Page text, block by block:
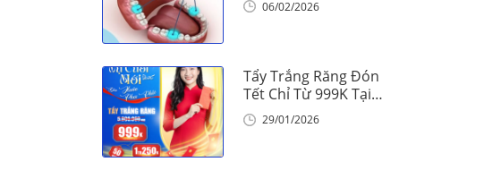
06/02/2026
Tẩy Trắng Răng Đón
Tết Chỉ Từ 999K Tại
Nha Khoa Vinalign
29/01/2026